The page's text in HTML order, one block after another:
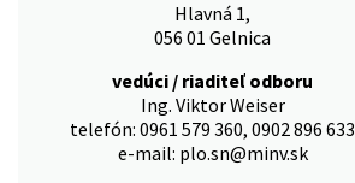
Hlavná 1,
056 01 Gelnica
vedúci / riaditeľ odboru
Ing. Viktor Weiser
telefón: 0961 579 360, 0902 896 633
e-mail: plo.sn@minv.sk